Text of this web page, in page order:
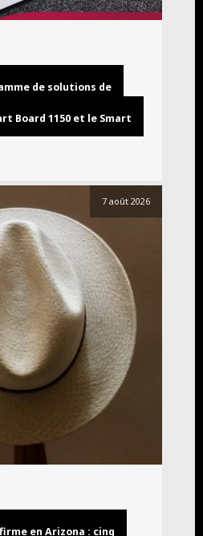
de solutions de
Board 1150 et le Smart
7 août 2026
en Arizona : cinq